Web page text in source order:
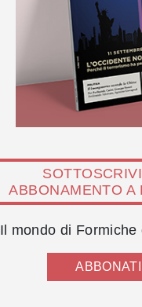
ABBONAMENTO A
Il mondo di